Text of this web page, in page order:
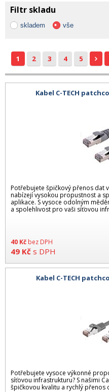
Filtr skladu
skladem vše
1 2 3 4 5
Kabel C-TECH
Potřebujete špičkový přenos dat
nabízejí vysokou propustnost a
aplikace. S vysoce odolným
a spolehlivost pro vaši síťovou
40 Kč bez DPH
49 Kč s DPH
Kabel C-TECH
Potřebujete vysoce výkonné
síťovou infrastrukturu? S našimi
špičkovou kvalitu a rychlý